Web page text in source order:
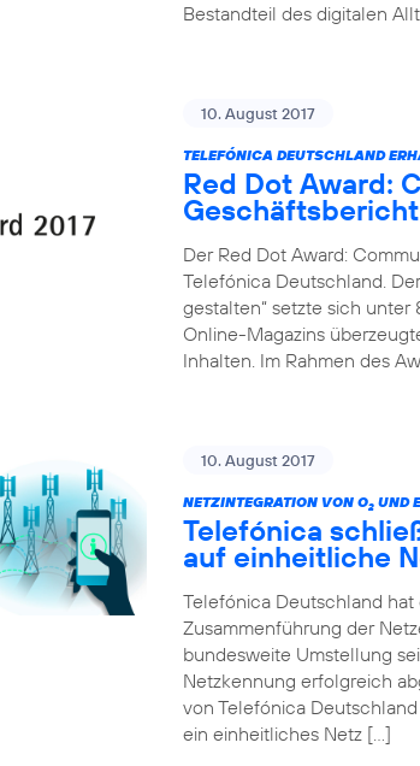
Bestandteil des digitalen
10. August 2017
TELEFÓNICA DEUTSCHLAND
Red Dot Award:
Der Red Dot Award:
Telefónica Deutschland.
gestalten“ setzte sich
Online-Magazins
Inhalten. Im Rahmen des
10. August 2017
NETZINTEGRATION VON O2 UND
Telefónica
auf einheitliche
Telefónica Deutschland
Zusammenführung der
bundesweite Umstellung
Netzkennung erfolgreich
von Telefónica
ein einheitliches Netz […]